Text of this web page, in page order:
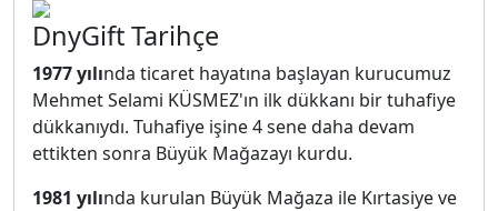
DnyGift Tarihçe
1977 yılında ticaret hayatına başlayan kurucumuz
Mehmet Selami KÜSMEZ'ın ilk dükkanı bir tuhafiye
dükkanıydı. Tuhafiye işine 4 sene daha devam
ettikten sonra Büyük Mağazayı kurdu.
1981 yılında kurulan Büyük Mağaza ile Kırtasiye ve